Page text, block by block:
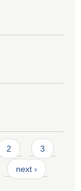
2 3
next ›